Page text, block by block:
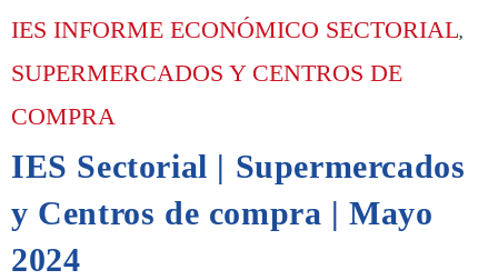
IES INFORME ECONÓMICO SECTORIAL,
SUPERMERCADOS Y CENTROS DE
COMPRA
IES Sectorial | Supermercados
y Centros de compra | Mayo
2024